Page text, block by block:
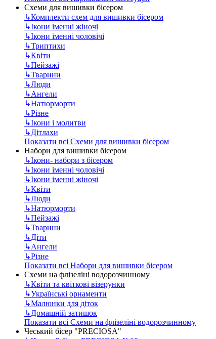
Схеми для вишивки бісером
↳Комплекти схем для вишивки бісером
↳Ікони іменні жіночі
↳Ікони іменні чоловічі
↳Триптихи
↳Квіти
↳Пейзажі
↳Тварини
↳Люди
↳Ангели
↳Натюрморти
↳Різне
↳Ікони і молитви
↳Дітлахи
Показати всі Схеми для вишивки бісером
Набори для вишивки бісером
↳Ікони- набори з бісером
↳Ікони іменні чоловічі
↳Ікони іменні жіночі
↳Квіти
↳Люди
↳Натюрморти
↳Пейзажі
↳Тварини
↳Діти
↳Ангели
↳Різне
Показати всі Набори для вишивки бісером
Схеми на флізеліні водорозчинному
↳Квіти та квіткові візерунки
↳Українські орнаменти
↳Малюнки для діток
↳Домашній затишок
Показати всі Схеми на флізеліні водорозчинному
Чеський бісер "PRECIOSA"